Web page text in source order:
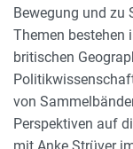
Bewegung und zu
Themen bestehen
britischen
von
Perspektiven auf